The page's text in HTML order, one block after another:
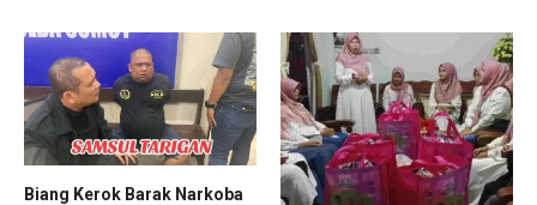
Biang Kerok Barak Narkoba